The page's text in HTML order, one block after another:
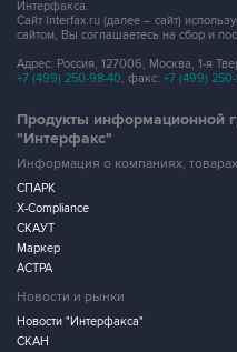
Интерфакса.
Сайт Interfax.ru (далее – сайт)
сайтом, Вы соглашаетесь на сбор и
Адрес: Россия, 127006, Москва, 1-я
+7 (499) 250-98-40, факс: +7 (499)
Продукты информационной
"Интерфакс"
Информация о компаниях,
СПАРК
X-Compliance
СКАУТ
Маркер
АСТРА
Новости и рынки
Новости "Интерфакса"
СКАН